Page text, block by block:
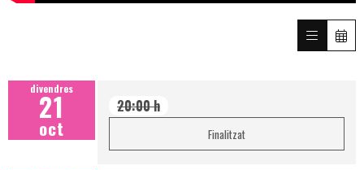
divendres
21
oct
20:00 h
Finalitzat